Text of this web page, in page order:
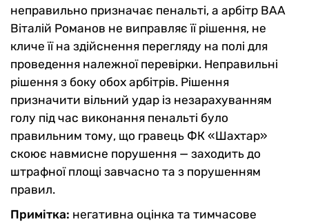
неправильно призначає пенальті, а арбітр ВАА
Віталій Романов не виправляє її рішення, не
кличе її на здійснення перегляду на полі для
проведення належної перевірки. Неправильні
рішення з боку обох арбітрів. Рішення
призначити вільний удар із незарахуванням
голу під час виконання пенальті було
правильним тому, що гравець ФК «Шахтар»
скоює навмисне порушення — заходить до
штрафної площі завчасно та з порушенням
правил.
Примітка: негативна оцінка та тимчасове